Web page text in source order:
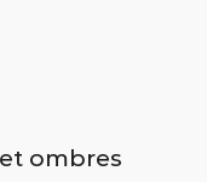
ombres